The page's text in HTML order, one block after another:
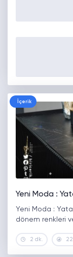
İçerik
Yeni Moda :
Yeni Moda :
dönem renkleri
2 dk.